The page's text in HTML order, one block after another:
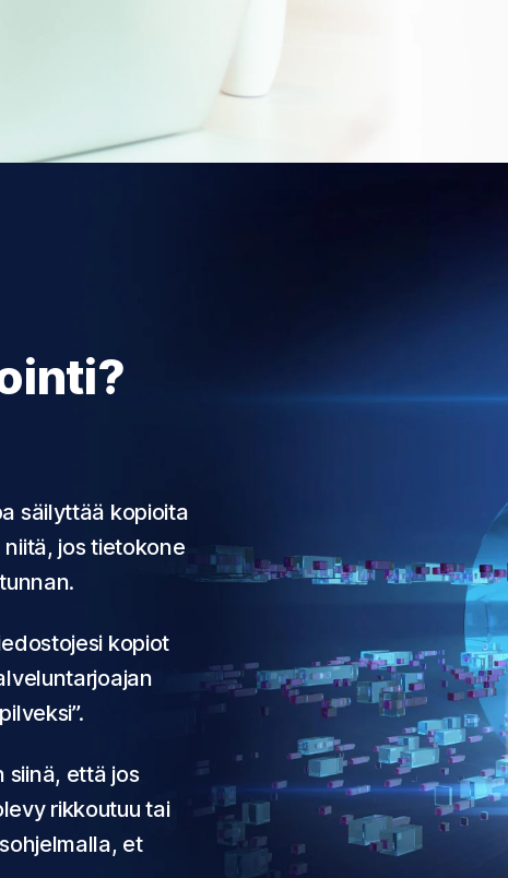
säilyttää kopioita
jos tietokone
kopiot
siinä, että jos
rikkoutuu tai
et